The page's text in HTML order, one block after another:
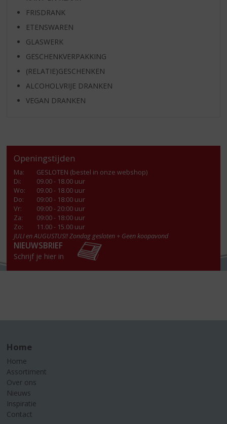
FRISDRANK
ETENSWAREN
GLASWERK
GESCHENKVERPAKKING
(RELATIE)GESCHENKEN
ALCOHOLVRIJE DRANKEN
VEGAN DRANKEN
Openingstijden
Ma:
GESLOTEN (bestel in onze webshop)
Di:
09.00 - 18.00 uur
Wo:
09.00 - 18.00 uur
Do:
09:00 - 18:00 uur
Vr:
09:00 - 20:00 uur
Za:
09:00 - 18:00 uur
Zo:
11.00 - 15.00 uur
JULI en AUGUSTUS!! Zondag gesloten + Geen koopavond
NIEUWSBRIEF
Schrijf je hier in
Home
Home
Assortiment
Over ons
Nieuws
Inspiratie
Contact